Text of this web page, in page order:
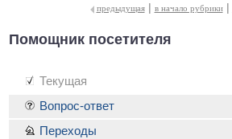
предыдущая | в начало рубрики |
Помощник посетителя
Текущая
Вопрос-ответ
Переходы